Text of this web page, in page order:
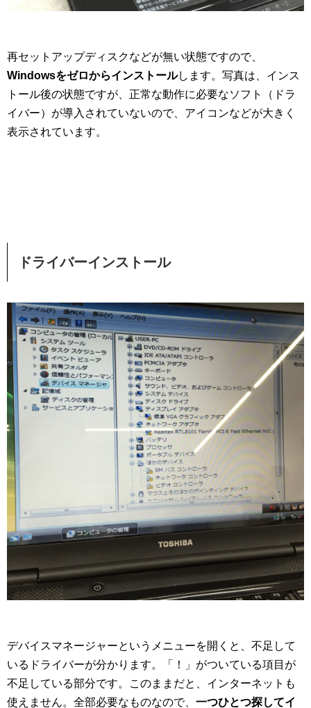
再セットアップディスクなどが無い状態ですので、
Windowsをゼロからインストールします。写真は、インス
トール後の状態ですが、正常な動作に必要なソフト（ドラ
イバー）が導入されていないので、アイコンなどが大きく
表示されています。
ドライバーインストール
デバイスマネージャーというメニューを開くと、不足して
いるドライバーが分かります。「！」がついている項目が
不足している部分です。このままだと、インターネットも
使えません。全部必要なものなので、 一つひとつ探してイ